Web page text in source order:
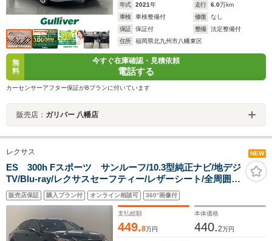
年式 2021年 走行 6.0万km
車検
車検整備付 修復
なし
保証
保証付 整備
法定整備付
住所
福岡県北九州市八幡東区
無
料
今すぐ在庫確認・見積依頼
電話する
カーセンサーアフター保証がBプランに付いています
販売店： ガリバー 八幡店
レクサス NEW
ES 300h Fスポーツ サンルーフ/10.3型純正ナビ/地デジ
TV/Blu-ray/レクサスセーフティー/レザーシート/全周囲カ
メラ/レーダークルーズ/レーントレーシングアシスト/アダ
プティブクルーズコントロール/LEDヘッドライト/ETC/禁
販売店保証 購入プラン付 オンライン相談可 360°画像付
支払総額
449.8万円
本体価格
440.2万円